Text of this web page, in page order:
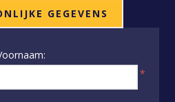
GEGEVENS
*